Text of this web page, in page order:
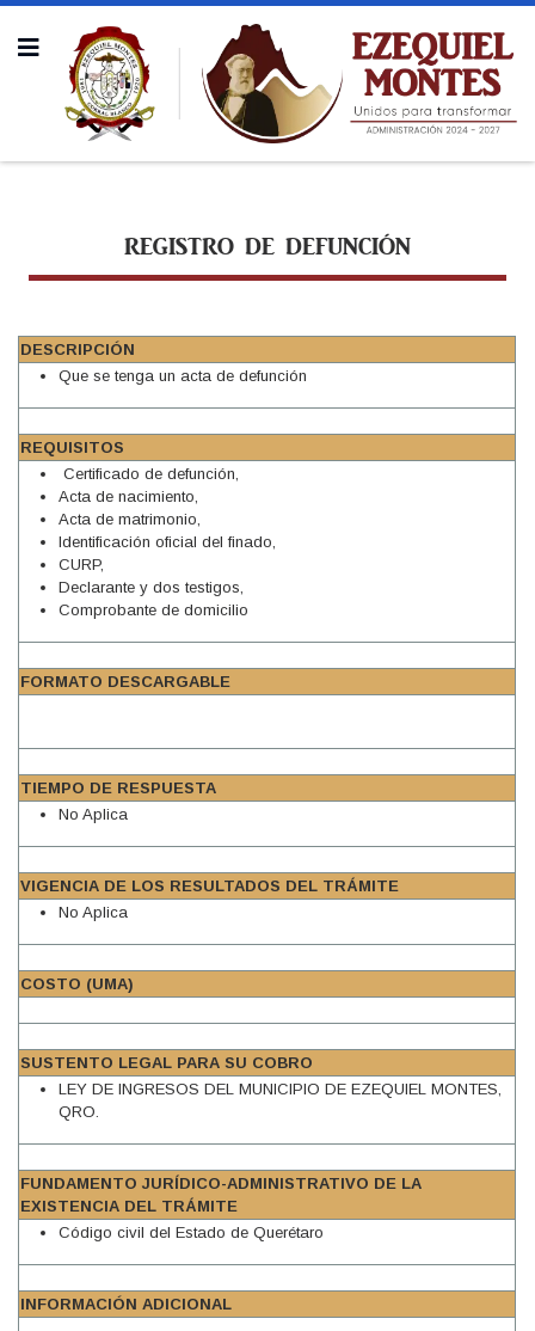
REGISTRO DE DEFUNCIÓN
DESCRIPCIÓN
Que se tenga un acta de defunción
REQUISITOS
Certificado de defunción,
Acta de nacimiento,
Acta de matrimonio,
Identificación oficial del finado,
CURP,
Declarante y dos testigos,
Comprobante de domicilio
FORMATO DESCARGABLE
TIEMPO DE RESPUESTA
No Aplica
VIGENCIA DE LOS RESULTADOS DEL TRÁMITE
No Aplica
COSTO (UMA)
SUSTENTO LEGAL PARA SU COBRO
LEY DE INGRESOS DEL MUNICIPIO DE EZEQUIEL MONTES,
QRO.
FUNDAMENTO JURÍDICO-ADMINISTRATIVO DE LA
EXISTENCIA DEL TRÁMITE
Código civil del Estado de Querétaro
INFORMACIÓN ADICIONAL